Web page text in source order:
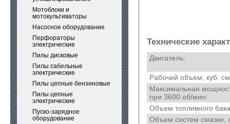
Мотоблоки и
мотокультиваторы
Насосное оборудование
Перфораторы
электрические
Пилы дисковые
Пилы сабельные
электрические
Пилы цепные бензиновые
Пилы цепные
электрические
Пуско-зарядное
оборудование
Технические
Двигатель:
Рабочий объем, куб.
Максимальная
при 3600 об/мин:
Объем топливного
Объем систем смазки,